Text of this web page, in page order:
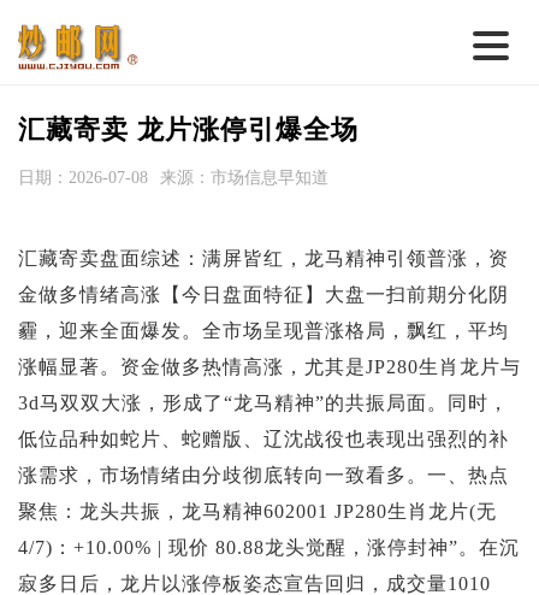
首 页
名家综述
热点话题
邮币卡苑
实战论坛
新品预告
集藏资讯
投资论坛
汇藏寄卖 龙片涨停引爆全场
日期：2026-07-08 来源：市场信息早知道
汇藏寄卖盘面综述：满屏皆红，龙马精神引领普涨，资
金做多情绪高涨【今日盘面特征】大盘一扫前期分化阴
霾，迎来全面爆发。全市场呈现普涨格局，飘红，平均
涨幅显著。资金做多热情高涨，尤其是JP280生肖龙片与
3d马双双大涨，形成了“龙马精神”的共振局面。同时，
低位品种如蛇片、蛇赠版、辽沈战役也表现出强烈的补
涨需求，市场情绪由分歧彻底转向一致看多。一、热点
聚焦：龙头共振，龙马精神602001 JP280生肖龙片(无
4/7)：+10.00% | 现价 80.88龙头觉醒，涨停封神”。在沉
寂多日后，龙片以涨停板姿态宣告回归，成交量1010